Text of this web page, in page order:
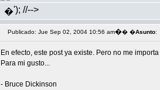
�'); //-->
Publicado: Jue Sep 02, 2004 10:56 am�� �Asunto:
En efecto, este post ya existe. Pero no me
Para mi gusto...
- Bruce Dickinson